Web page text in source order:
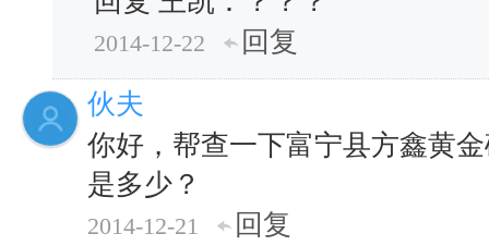
2014-12-22
回复
伙夫
你好，帮查一下富宁县方鑫黄
是多少？
2014-12-21
回复